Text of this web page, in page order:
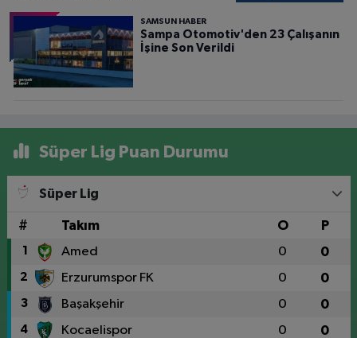
SAMSUN HABER
Sampa Otomotiv'den 23 Çalışanın
İşine Son Verildi
Süper Lig Puan Durumu
Süper Lig
# Takım O P
1 Amed 0 0
2 Erzurumspor FK 0 0
3 Başakşehir 0 0
4 Kocaelispor 0 0